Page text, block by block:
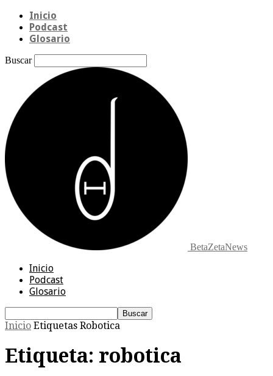
Inicio
Podcast
Glosario
Buscar
BetaZetaNews
Inicio
Podcast
Glosario
Inicio Etiquetas Robotica
Etiqueta: robotica